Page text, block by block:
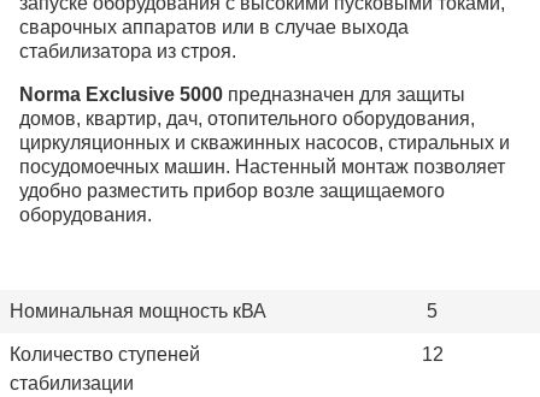
сварочных аппаратов или в случае выхода
стабилизатора из строя.
Norma Exclusive 5000 предназначен для защиты
домов, квартир, дач, отопительного оборудования,
циркуляционных и скважинных насосов, стиральных и
посудомоечных машин. Настенный монтаж позволяет
удобно разместить прибор возле защищаемого
оборудования.
Номинальная мощность кВА 5
Количество ступеней
стабилизации
12